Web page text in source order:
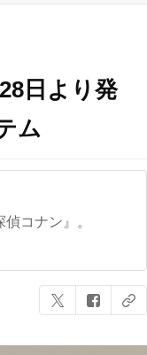
日より発
ム
コナン』。